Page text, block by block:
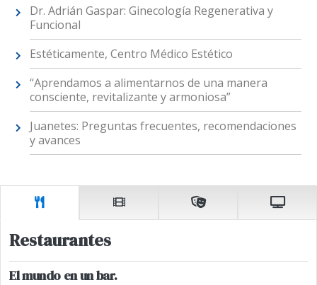
Dr. Adrián Gaspar: Ginecología Regenerativa y
Funcional
Estéticamente, Centro Médico Estético
“Aprendamos a alimentarnos de una manera
consciente, revitalizante y armoniosa”
Juanetes: Preguntas frecuentes, recomendaciones
y avances
Restaurantes
El mundo en un bar.